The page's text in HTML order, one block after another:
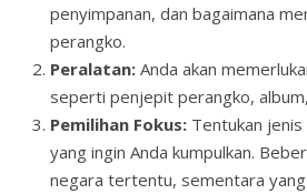
penyimpanan, dan bagaimana
perangko.
Peralatan: Anda akan
seperti penjepit perangko,
Pemilihan Fokus: Tentukan
yang ingin Anda kumpulkan.
negara tertentu, sementara